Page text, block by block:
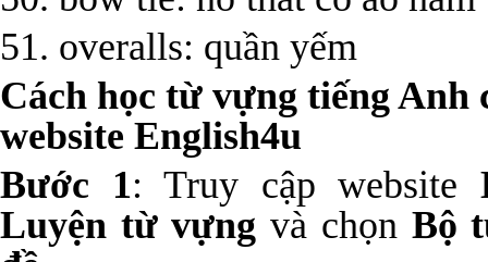
51. overalls: quần yếm
Cách học từ vựng tiếng Anh
website English4u
Bước 1: Truy cập website
Luyện từ vựng và chọn Bộ